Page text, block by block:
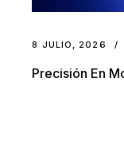
8 JULIO, 2026
Precisión En